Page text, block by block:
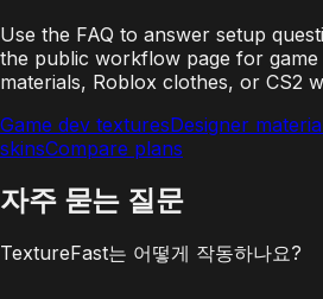
Use the FAQ to answer setup
the public workflow page for game
materials, Roblox clothes, or CS2
Game dev texturesDesigner
skinsCompare plans
자주 묻는 질문
TextureFast는 어떻게 작동하나요?